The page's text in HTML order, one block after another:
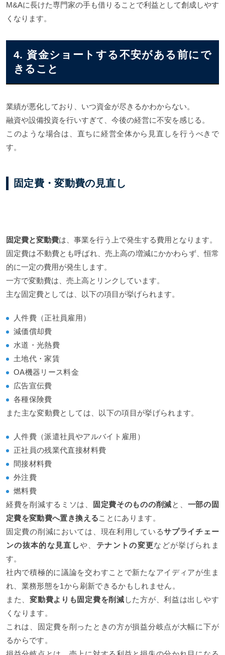
M&Aに長けた専門家の手も借りることで利益として創成しやす
くなります。
4. 資金ショートする不安がある前にで
きること
業績が悪化しており、いつ資金が尽きるかわからない。
融資や設備投資を行いすぎて、今後の経営に不安を感じる。
このような場合は、直ちに経営全体から見直しを行うべきで
す。
固定費・変動費の見直し
固定費と変動費は、事業を行う上で発生する費用となります。
固定費は不動費とも呼ばれ、売上高の増減にかかわらず、恒常
的に一定の費用が発生します。
一方で変動費は、売上高とリンクしています。
主な固定費としては、以下の項目が挙げられます。
人件費（正社員雇用）
減価償却費
水道・光熱費
土地代・家賃
OA機器リース料金
広告宣伝費
各種保険費
また主な変動費としては、以下の項目が挙げられます。
人件費（派遣社員やアルバイト雇用）
正社員の残業代直接材料費
間接材料費
外注費
燃料費
経費を削減するミソは、
固定費そのものの削減と、 一部の固
定費を変動費へ置き換えることにあります。
固定費の削減においては、現在利用しているサプライチェー
ンの抜本的な見直しや、 テナントの変更などが挙げられま
す。
社内で積極的に議論を交わすことで新たなアイディアが生ま
れ、業務形態を1から刷新できるかもしれません。
また、変動費よりも固定費を削減 した方が、利益は出しやす
くなります。
これは、固定費を削ったときの方が損益分岐点が大幅に下が
るからです。